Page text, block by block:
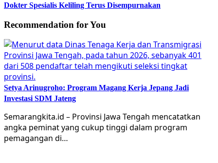
Dokter Spesialis Keliling Terus Disempurnakan
Recommendation for You
Setya Arinugroho: Program Magang Kerja Jepang Jadi
Investasi SDM Jateng
Semarangkita.id – Provinsi Jawa Tengah mencatatkan
angka peminat yang cukup tinggi dalam program
pemagangan di…